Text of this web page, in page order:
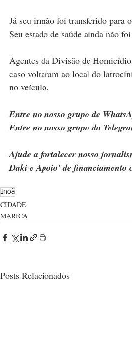
Já seu irmão foi transferido para
Seu estado de saúde ainda não
Agentes da Divisão de
caso voltaram ao local do
no veículo.
Entre no nosso grupo de
Entre no nosso grupo do
Ajude a fortalecer nosso
Daki e Apoio' de
Inoã
CIDADE
MARICÁ
Posts Relacionados